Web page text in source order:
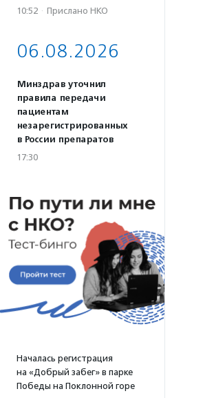
10:52 · Прислано НКО
06.08.2026
Минздрав уточнил
правила передачи
пациентам
незарегистрированных
в России препаратов
17:30
Началась регистрация
на «Добрый забег» в парке
Победы на Поклонной горе